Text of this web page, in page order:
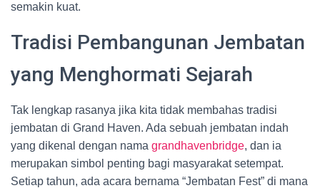
semakin kuat.
Tradisi Pembangunan Jembatan
yang Menghormati Sejarah
Tak lengkap rasanya jika kita tidak membahas tradisi
jembatan di Grand Haven. Ada sebuah jembatan indah
yang dikenal dengan nama grandhavenbridge, dan ia
merupakan simbol penting bagi masyarakat setempat.
Setiap tahun, ada acara bernama “Jembatan Fest” di mana